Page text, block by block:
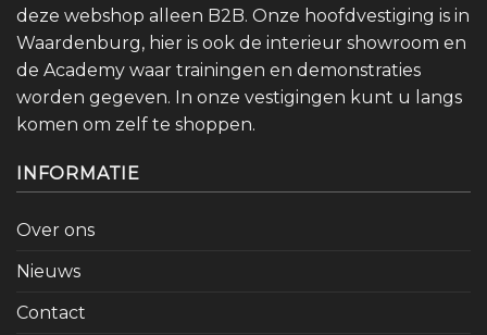
deze webshop alleen B2B. Onze hoofdvestiging is in
Waardenburg, hier is ook de interieur showroom en
de Academy waar trainingen en demonstraties
worden gegeven. In onze vestigingen kunt u langs
komen om zelf te shoppen.
INFORMATIE
Over ons
Nieuws
Contact